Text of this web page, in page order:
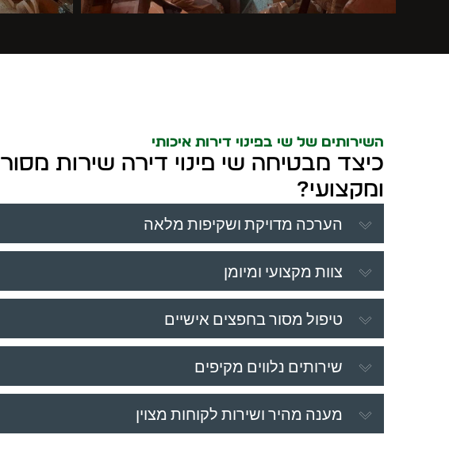
השירותים של שי בפינוי דירות איכותי
כיצד מבטיחה שי פינוי דירה שירות מסור
ומקצועי?
הערכה מדויקת ושקיפות מלאה
צוות מקצועי ומיומן
טיפול מסור בחפצים אישיים
שירותים נלווים מקיפים
מענה מהיר ושירות לקוחות מצוין